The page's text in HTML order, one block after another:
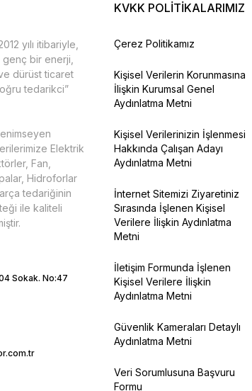
yılı itibariyle,
bir enerji,
dürüst ticaret
tedarikci”
Elektrik
Fan,
Hidroforlar
tedariğinin
ile kaliteli
Sokak. No:47
KVKK POLİTİKALARIMIZ
Çerez Politikamız
Kişisel Verilerin Korunmasına
İlişkin Kurumsal Genel
Aydınlatma Metni
Kişisel Verilerinizin İşlenmesi
Hakkında Çalışan Adayı
Aydınlatma Metni
İnternet Sitemizi Ziyaretiniz
Sırasında İşlenen Kişisel
Verilere İlişkin Aydınlatma
Metni
İletişim Formunda İşlenen
Kişisel Verilere İlişkin
Aydınlatma Metni
Güvenlik Kameraları Detaylı
Aydınlatma Metni
Veri Sorumlusuna Başvuru
Formu